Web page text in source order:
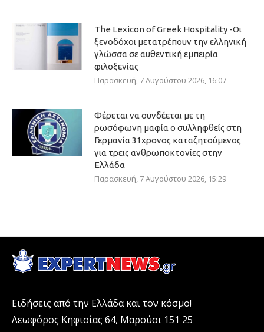
The Lexicon of Greek Hospitality -Οι
ξενοδόχοι μετατρέπουν την ελληνική
γλώσσα σε αυθεντική εμπειρία
φιλοξενίας
Παρασκευή, 7 Αυγούστου 2026, 16:07
Φέρεται να συνδέεται με τη
ρωσόφωνη μαφία ο συλληφθείς στη
Γερμανία 31χρονος καταζητούμενος
για τρεις ανθρωποκτονίες στην
Ελλάδα
Παρασκευή, 7 Αυγούστου 2026, 15:29
Ειδήσεις από την Ελλάδα και τον κόσμο!
Λεωφόρος Κηφισίας 64, Μαρούσι 151 25